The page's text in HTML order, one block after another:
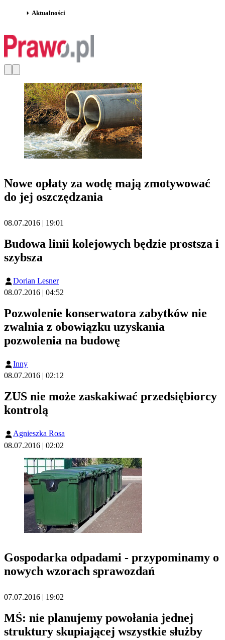
Aktualności
Nowe opłaty za wodę mają zmotywować
do jej oszczędzania
08.07.2016 | 19:01
Budowa linii kolejowych będzie prostsza i
szybsza
Dorian Lesner
08.07.2016 | 04:52
Pozwolenie konserwatora zabytków nie
zwalnia z obowiązku uzyskania
pozwolenia na budowę
Inny
08.07.2016 | 02:12
ZUS nie może zaskakiwać przedsiębiorcy
kontrolą
Agnieszka Rosa
08.07.2016 | 02:02
Gospodarka odpadami - przypominamy o
nowych wzorach sprawozdań
07.07.2016 | 19:02
MŚ: nie planujemy powołania jednej
struktury skupiającej wszystkie służby